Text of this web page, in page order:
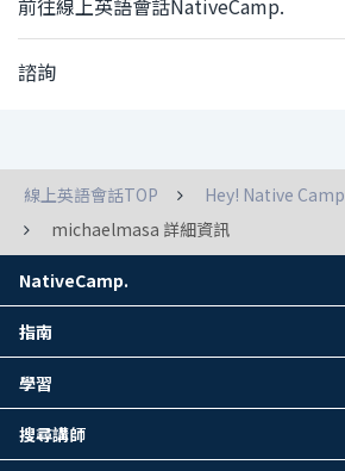
前往線上英語會話NativeCamp.
諮詢
線上英語會話TOP
Hey! Native Camp
michaelmasa 詳細資訊
NativeCamp.
指南
學習
搜尋講師